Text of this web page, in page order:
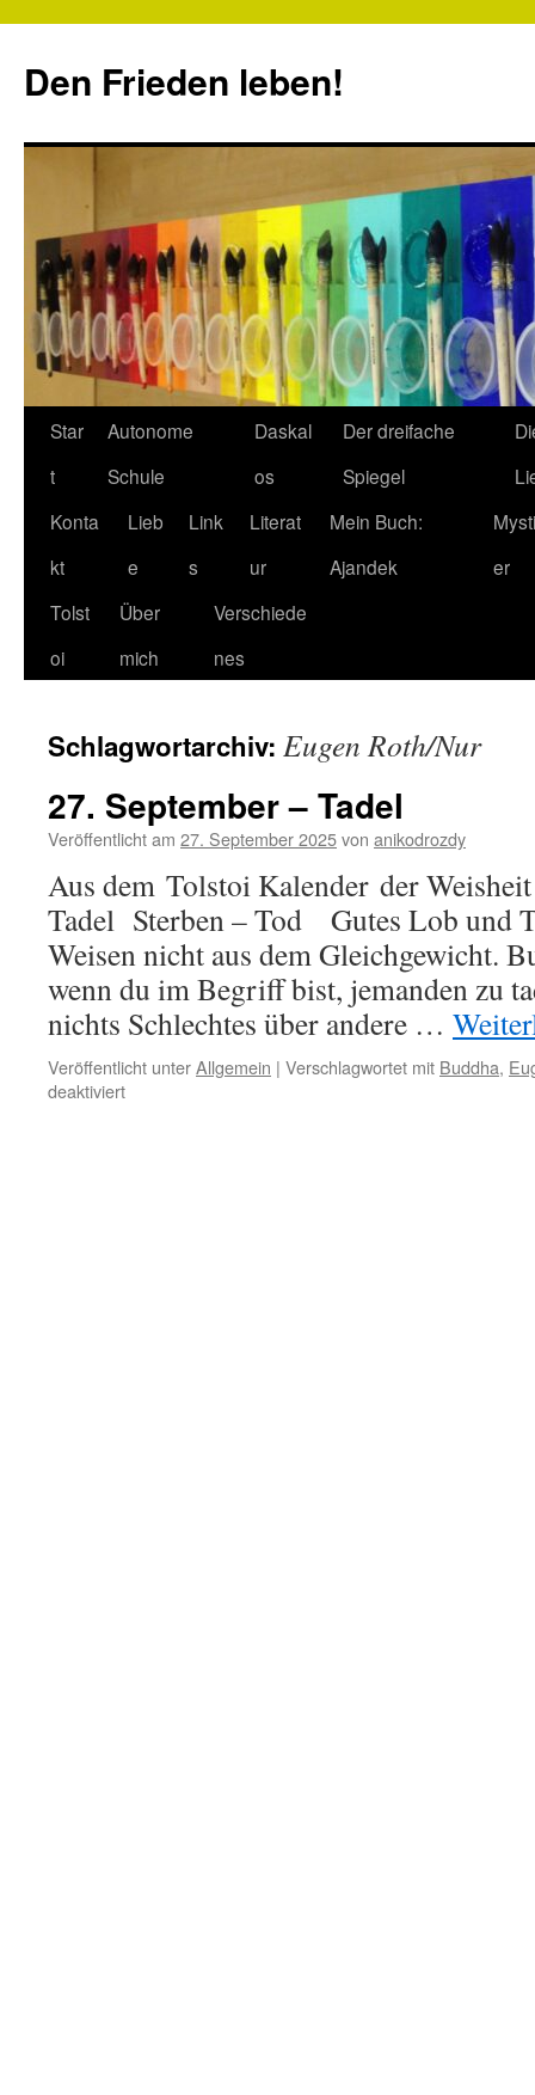
springen
Den Frieden leben!
Star
t
Autonome
Schule
Daskal
os
Der dreifache
Spiegel
Konta
kt
Lieb
e
Link
s
Literat
ur
Mein Buch:
Ajandek
er
Tolst
oi
Über
mich
Verschiede
nes
Schlagwortarchiv: Eugen Roth/Nur
27. September – Tadel
Veröffentlicht am 27. September 2025von anikodrozdy
Aus dem Tolstoi Kalender der
Tadel Sterben – Tod Gutes Lob und
Weisen nicht aus dem Gleichgewicht.
wenn du im Begriff bist, jemanden zu
nichts Schlechtes über andere …
Veröffentlicht unterAllgemein | Verschlagwortet mit Buddha,
deaktiviertfür